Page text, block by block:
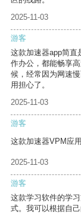
2025-11-03
游客
这款加速器app简直
作办公，都能畅享
候，经常因为网速
用担心了。
2025-11-03
游客
这款加速器VPM应
2025-11-03
游客
这款学习软件的学
式。我可以根据自